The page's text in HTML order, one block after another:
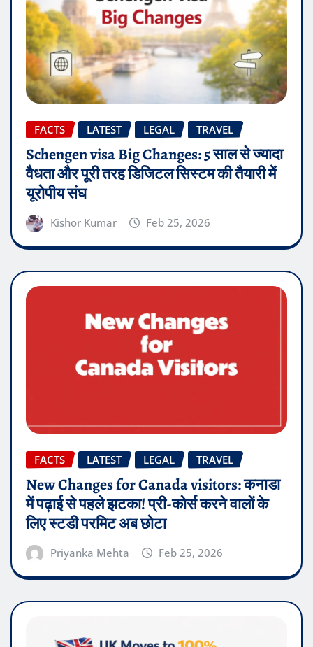
FACTS LATEST LEGAL TRAVEL
Schengen visa Big Changes: 5 साल से ज्यादा
वैधता और पूरी तरह डिजिटल सिस्टम की तैयारी में
यूरोपीय संघ
Kishor Kumar Feb 25, 2026
FACTS LATEST LEGAL TRAVEL
New Changes for Canada visitors: कनाडा
में पढ़ाई से पहले झटका! प्री-कोर्स करने वालों के
लिए स्टडी परमिट अब छोटा
Priyanka Mehta Feb 25, 2026